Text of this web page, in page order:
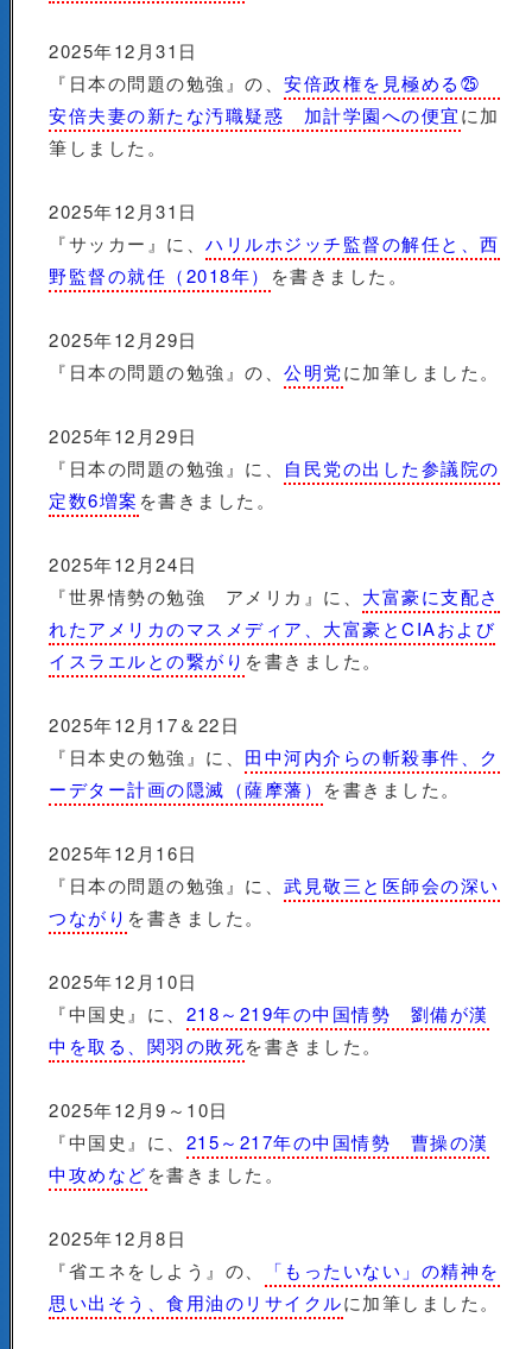
2025年12月31日
『日本の問題の勉強』の、 安倍政権を見極める㉕
安倍夫妻の新たな汚職疑惑 加計学園への便宜に加
筆しました。
2025年12月31日
『サッカー』に、 ハリルホジッチ監督の解任と、西
野監督の就任（2018年）
を書きました。
2025年12月29日
『日本の問題の勉強』の、 公明党に加筆しました。
2025年12月29日
『日本の問題の勉強』に、 自民党の出した参議院の
定数6増案 を書きました。
2025年12月24日
『世界情勢の勉強 アメリカ』に、 大富豪に支配さ
れたアメリカのマスメディア、大富豪とCIAおよび
イスラエルとの繋がり を書きました。
2025年12月17＆22日
『日本史の勉強』に、 田中河内介らの斬殺事件、ク
ーデター計画の隠滅（薩摩藩） を書きました。
2025年12月16日
『日本の問題の勉強』に、 武見敬三と医師会の深い
つながり を書きました。
2025年12月10日
『中国史』に、 218～219年の中国情勢 劉備が漢
中を取る、関羽の敗死を書きました。
2025年12月9～10日
『中国史』に、 215～217年の中国情勢 曹操の漢
中攻めなどを書きました。
2025年12月8日
『省エネをしよう』の、
「もったいない」の精神を
思い出そう、食用油のリサイクルに加筆しました。